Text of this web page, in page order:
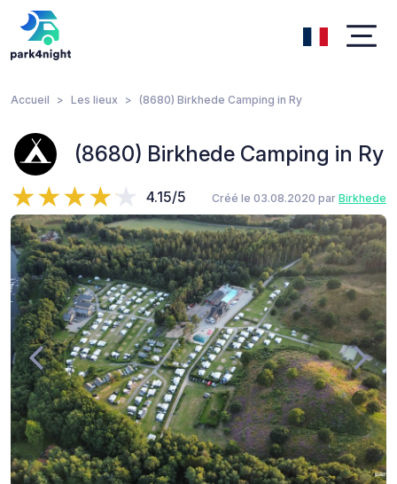
Accueil Les lieux (8680) Birkhede Camping in Ry
(8680) Birkhede Camping in Ry
4.15/5 Créé le 03.08.2020 par Birkhede